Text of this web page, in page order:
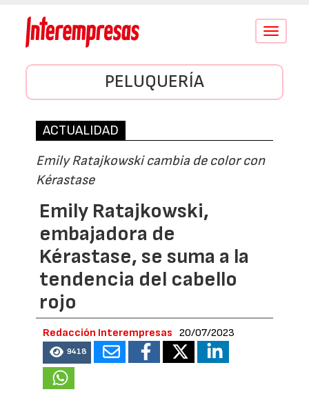
Conmutar
PELUQUERÍA
ACTUALIDAD
Emily Ratajkowski cambia de color con
Kérastase
Emily Ratajkowski,
embajadora de
Kérastase, se suma a la
tendencia del cabello
rojo
Redacción Interempresas 20/07/2023
9418